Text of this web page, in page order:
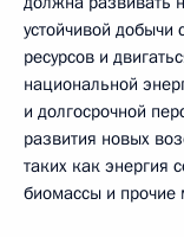
устойчивой добычи
ресурсов и
национальной
и долгосрочной
развития новых
таких как энергия
биомассы и прочие